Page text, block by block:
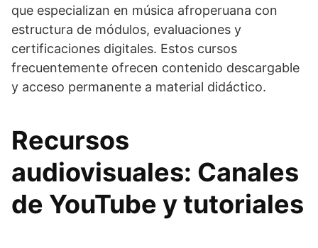
que especializan en música afroperuana con
estructura de módulos, evaluaciones y
certificaciones digitales. Estos cursos
frecuentemente ofrecen contenido descargable
y acceso permanente a material didáctico.
Recursos
audiovisuales: Canales
de YouTube y tutoriales